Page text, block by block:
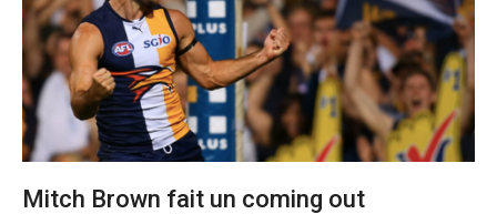
Mitch Brown fait un coming out